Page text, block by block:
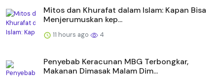
Mitos dan Khurafat dalam Islam: Kapan Bisa
Menjerumuskan kep...
11 hours ago 4
Penyebab Keracunan MBG Terbongkar,
Makanan Dimasak Malam Dim...